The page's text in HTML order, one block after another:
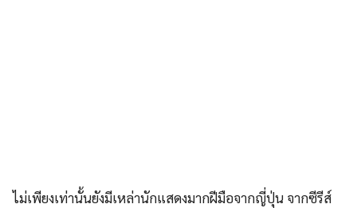
ไม่เพียงเท่านั้นยังมีเหล่านักแสดงมากฝีมือจากญี่ปุ่น จากซีรีส์